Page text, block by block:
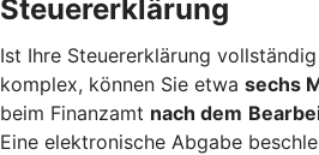
Steuererklärung
Ist Ihre Steuererklärung
komplex, können Sie etwa sechs
beim Finanzamt nach dem
Eine elektronische Abgabe